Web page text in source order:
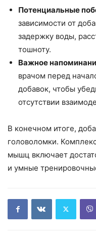
Потенциальные
зависимости от
задержку воды,
тошноту.
Важное
врачом перед
добавок, чтобы
отсутствии
В конечном итоге,
головоломки.
мышц включает
и умные